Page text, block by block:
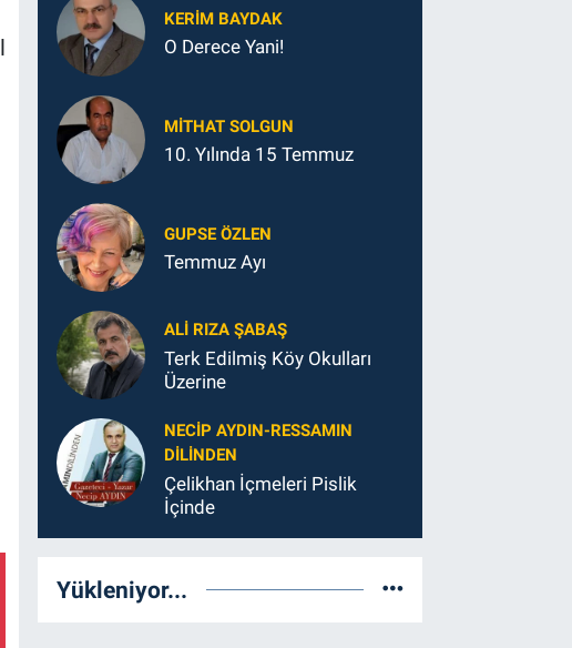
KERIM BAYDAK
O Derece Yani!
MITHAT SOLGUN
10. Yılında 15 Temmuz
GUPSE ÖZLEN
Temmuz Ayı
ALI RIZA ŞABAŞ
Terk Edilmiş Köy Okulları
Üzerine
NECIP AYDIN-RESSAMIN
DILINDEN
Çelikhan İçmeleri Pislik
İçinde
Yükleniyor...